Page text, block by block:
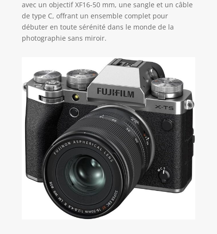
avec un objectif XF16-50 mm, une sangle et un câble
de type C, offrant un ensemble complet pour
débuter en toute sérénité dans le monde de la
photographie sans miroir.